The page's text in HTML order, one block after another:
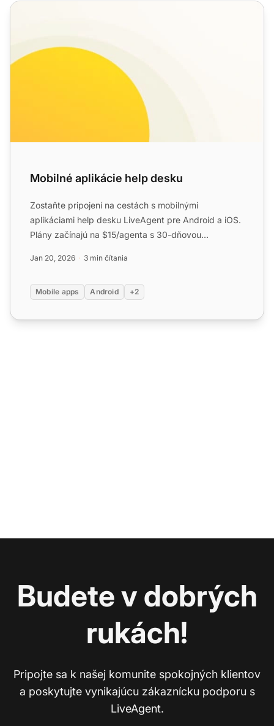
Mobilné aplikácie help desku
Mobilné aplikácie help desku
Zostaňte pripojení na cestách s mobilnými
aplikáciami help desku LiveAgent pre Android a iOS.
Plány začínajú na $15/agenta s 30-dňovou
Jan 20, 2026 3 min čítania
Mobile apps Android +2
Budete v dobrých
rukách!
Pripojte sa k našej komunite spokojných klientov
a poskytujte vynikajúcu zákaznícku podporu s
LiveAgent.